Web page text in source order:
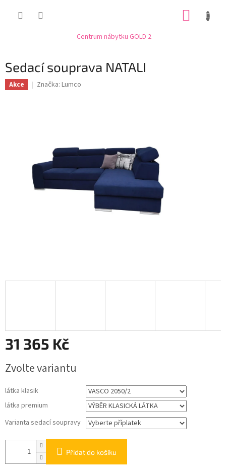
Centrum nábytku GOLD 2
Sedací souprava NATALI
Akce Značka: Lumco
31 365 Kč
cena:
Zvolte variantu
látka klasik
látka premium
Varianta sedací soupravy
Přidat do košíku